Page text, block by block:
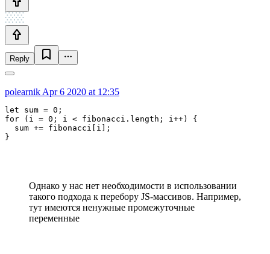
Reply
polearnik Apr 6 2020 at 12:35
let sum = 0;
for (i = 0; i < fibonacci.length; i++) {
  sum += fibonacci[i];
}
Однако у нас нет необходимости в использовании
такого подхода к перебору JS-массивов. Например,
тут имеются ненужные промежуточные
переменные